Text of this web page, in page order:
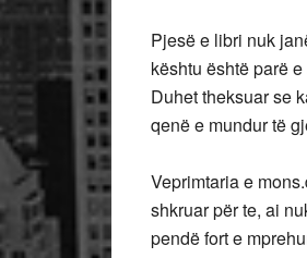
Pjesë e libri nuk
kështu është parë
Duhet theksuar se
qenë e mundur të
Veprimtaria e
shkruar për te, ai
pendë fort e